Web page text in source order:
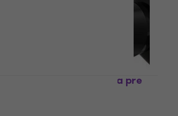
Yamaha YDS-120 Hubička pre